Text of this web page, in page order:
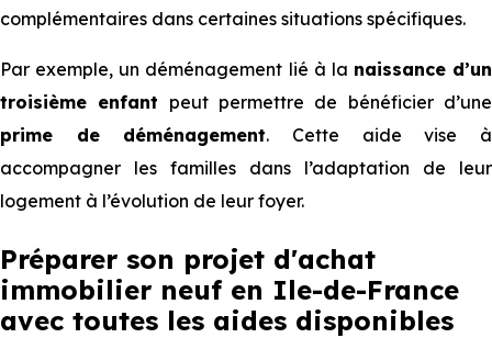
complémentaires dans certaines situations spécifiques.
Par exemple, un déménagement lié à la naissance d’un
troisième enfant peut permettre de bénéficier d’une
prime de déménagement. Cette aide vise à
accompagner les familles dans l’adaptation de leur
logement à l’évolution de leur foyer.
Préparer son projet d'achat
immobilier neuf en Ile-de-France
avec toutes les aides disponibles